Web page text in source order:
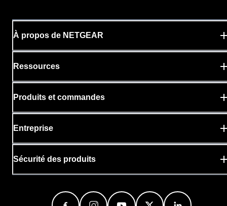
À propos de NETGEAR
Ressources
Produits et commandes
Entreprise
Sécurité des produits